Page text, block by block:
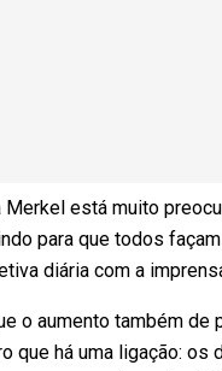
Merkel está muito
para que todos
diária com a
o aumento também
que há uma ligação: